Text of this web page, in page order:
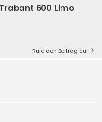
600 Limo
Rufe den Beitrag auf